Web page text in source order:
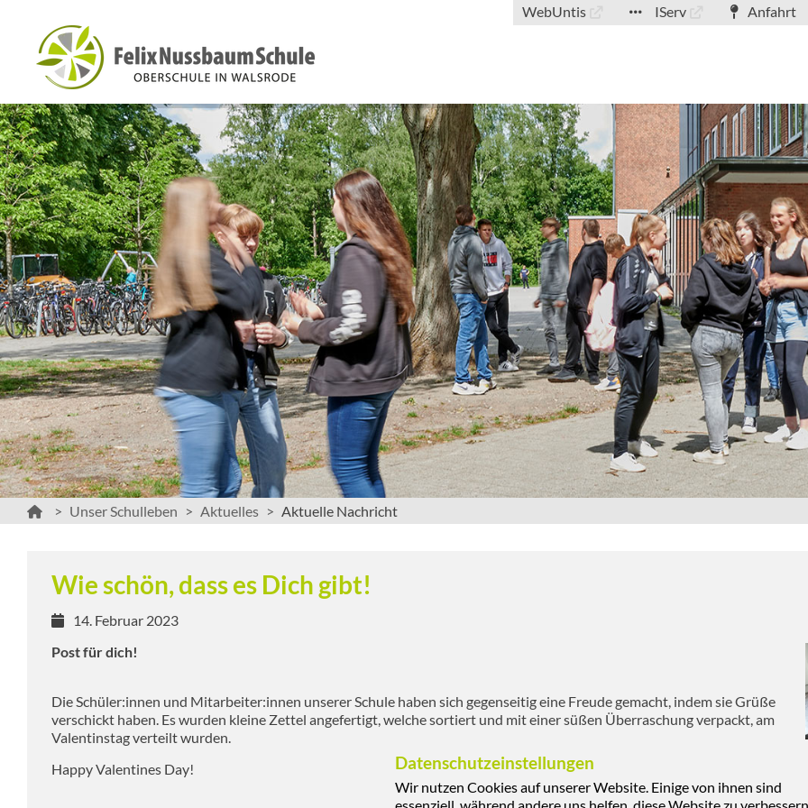
Anfahrt
IServ
WebUntis
Unser Schulleben Aktuelles Aktuelle Nachricht
Wie schön, dass es Dich gibt!
14. Februar 2023
Post für dich!
Die Schüler:innen und Mitarbeiter:innen unserer Schule haben sich gegenseitig eine Freude gemacht, indem sie Grüße
verschickt haben. Es wurden kleine Zettel angefertigt, welche sortiert und mit einer süßen Überraschung verpackt, am
Valentinstag verteilt wurden.
Happy Valentines Day!
Datenschutzeinstellungen
Wir nutzen Cookies auf unserer Website. Einige von ihnen sind